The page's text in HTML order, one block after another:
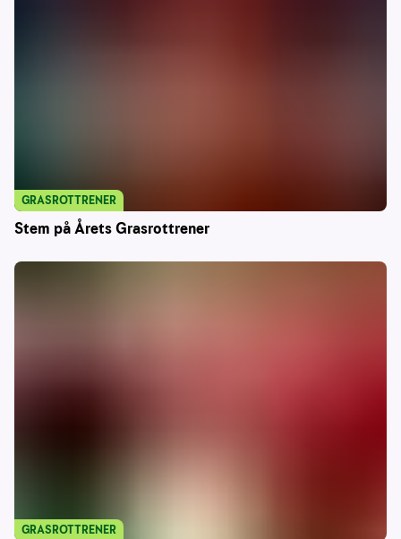
Stem på Årets Grasrottrener
GRASROTTRENER
GRASROTTRENER